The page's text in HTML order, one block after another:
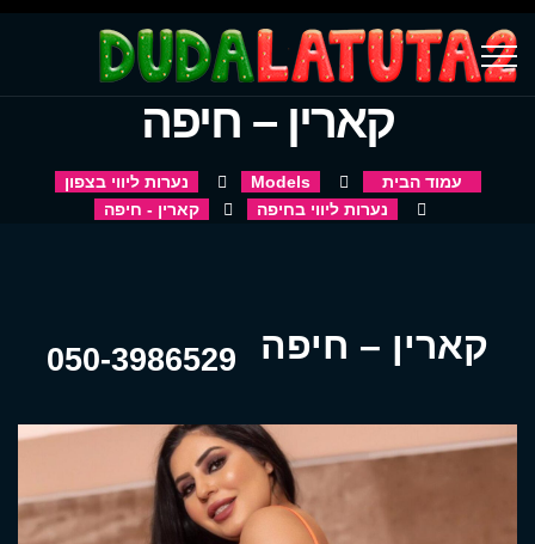
קארין – חיפה
עמוד הבית Models
נערות ליווי בצפון
נערות ליווי בחיפה
קארין - חיפה
קארין – חיפה 050-3986529